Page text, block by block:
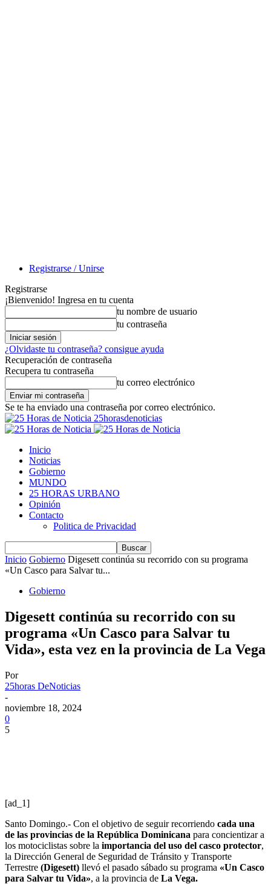
Registrarse / Unirse
Registrarse
¡Bienvenido! Ingresa en tu cuenta
tu nombre de usuario
tu contraseña
¿Olvidaste tu contraseña? consigue ayuda
Recuperación de contraseña
Recupera tu contraseña
tu correo electrónico
Se te ha enviado una contraseña por correo electrónico.
25horasdenoticias
Inicio
Noticias
Gobierno
MUNDO
25 HORAS URBANO
Opinión
Contacto
Politica de Privacidad
Inicio Gobierno Digesett continúa su recorrido con su programa
«Un Casco para Salvar tu...
Gobierno
Digesett continúa su recorrido con su
programa «Un Casco para Salvar tu
Vida», esta vez en la provincia de La Vega
Por
25horas DeNoticias
-
noviembre 18, 2024
0
5
[ad_1]
Santo Domingo.- Con el objetivo de seguir recorriendo cada una
de las provincias de la República Dominicana para concientizar a
los motociclistas sobre la importancia del uso del casco protector,
la Dirección General de Seguridad de Tránsito y Transporte
Terrestre (Digesett) llevó el pasado sábado su programa «Un Casco
para Salvar tu Vida», a la provincia de La Vega.